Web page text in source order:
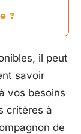
?
il peut
savoir
vos besoins
critères à
de